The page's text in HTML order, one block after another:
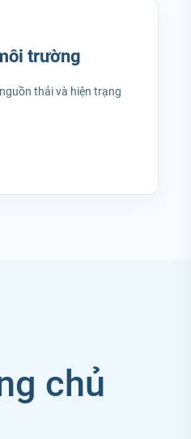
trường
thải và hiện trạng
chủ